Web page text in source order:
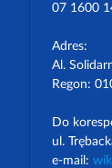
07 1600
Adres:
Al.
Regon:
Do
ul.
e-mail: